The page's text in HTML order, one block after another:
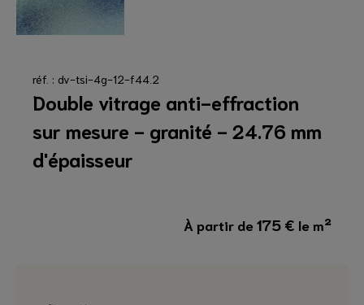
réf. : dv-tsi-4g-12-f44.2
Double vitrage anti-effraction
sur mesure - granité - 24.76 mm
d'épaisseur
À partir de175 € le m²